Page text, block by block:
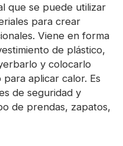
que se puede utilizar
para crear
Viene en forma
de plástico,
y colocarlo
aplicar calor. Es
de seguridad y
de prendas, zapatos,